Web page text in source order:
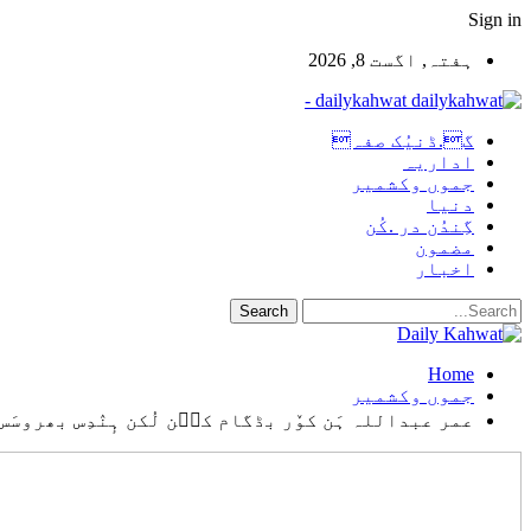
Sign in
ہفتہ, اگست 8, 2026
dailykahwat -
گ.ڈنیُک صفہ
اداریہ
جموں وکشمیر
دنیا
گِندُن در .کُن
مضمون
اخبار
Home
جموں وکشمیر
عمر عبداللہ ہَن کوٚر بڈگام کٮ۪ن لُکن ہٕنٛدِس